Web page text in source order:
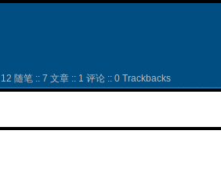
12 随笔 :: 7 文章 :: 1 评论 :: 0 Trackbacks